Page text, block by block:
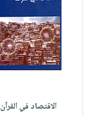
الاقتصاد في القرآن